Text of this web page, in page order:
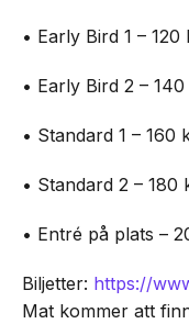
• Early Bird 1 – 120
• Early Bird 2 –
• Standard 1 – 160
• Standard 2 – 180
• Entré på plats –
Biljetter: https://
Mat kommer att